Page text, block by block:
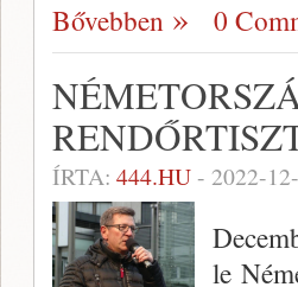
Bővebben 0
ÍRTA: 444.HU- 2022-
le